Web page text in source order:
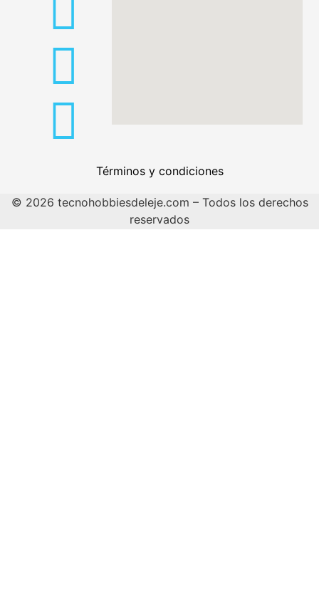
Términos y condiciones
© 2026 tecnohobbiesdeleje.com – Todos los derechos
reservados